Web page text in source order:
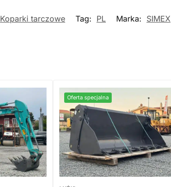
Koparki tarczowe Tag: PL Marka: SIMEX
Oferta specjalna